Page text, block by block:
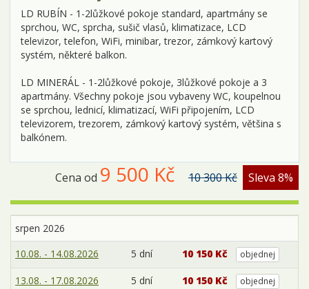
LD RUBÍN - 1-2lůžkové pokoje standard, apartmány se
sprchou, WC, sprcha, sušič vlasů, klimatizace, LCD
televizor, telefon, WiFi, minibar, trezor, zámkový kartový
systém, některé balkon.
LD MINERÁL - 1-2lůžkové pokoje, 3lůžkové pokoje a 3
apartmány. Všechny pokoje jsou vybaveny WC, koupelnou
se sprchou, lednicí, klimatizací, WiFi připojením, LCD
televizorem, trezorem, zámkový kartový systém, většina s
balkónem.
Cena od 9 500 Kč 10 300 Kč Sleva 8%
srpen 2026
10.08. - 14.08.2026
5 dní 10 150 Kč objednej
13.08. - 17.08.2026 5 dní 10 150 Kč objednej